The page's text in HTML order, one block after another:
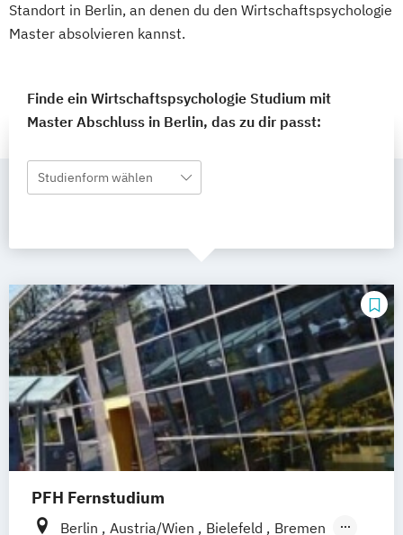
Standort in Berlin, an denen du den Wirtschaftspsychologie
Master absolvieren kannst.
Finde ein Wirtschaftspsychologie Studium mit
Master Abschluss in Berlin, das zu dir passt:
Studienform wählen
PFH Fernstudium
Berlin Austria/Wien Bielefeld
Bremen